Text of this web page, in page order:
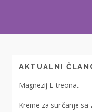
AKTUALNI
Magnezij L-treonat
Kreme za sunčanje